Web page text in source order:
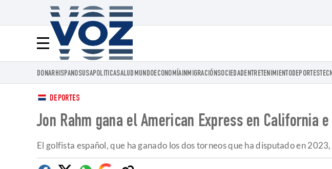
Menú
Voz.us
DONARHISPANOSUSAPOLITICASALUD MUNDOECONOMÍAINMIGRACIÓNSOCIEDADENTRETENIMIENTODEPORTES
DEPORTES
Jon Rahm gana el American Express en California
El golfista español, que ha ganado los dos torneos que ha disputado en